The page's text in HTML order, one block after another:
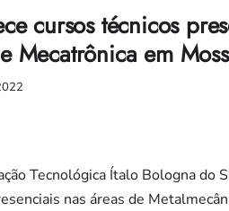
cursos técnicos
Mecatrônica em
Tecnológica Ítalo Bologna do
nas áreas de